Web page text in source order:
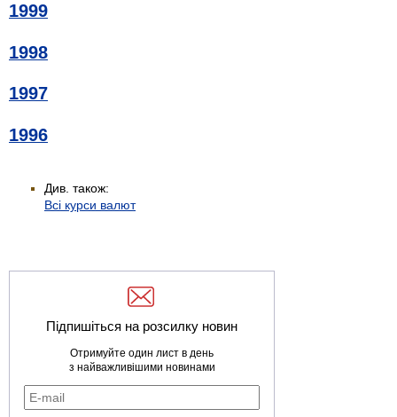
1999
1998
1997
1996
Див. також:
Всі курси валют
Підпишіться на розсилку новин
Отримуйте один лист в день
з найважливішими новинами